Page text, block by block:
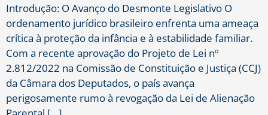
Introdução: O Avanço do Desmonte Legislativo O
ordenamento jurídico brasileiro enfrenta uma ameaça
crítica à proteção da infância e à estabilidade familiar.
Com a recente aprovação do Projeto de Lei nº
2.812/2022 na Comissão de Constituição e Justiça (CCJ)
da Câmara dos Deputados, o país avança
perigosamente rumo à revogação da Lei de Alienação